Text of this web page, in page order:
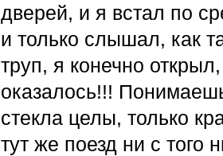
дверей, и я встал по
и только слышал, как
труп, я конечно
оказалось!!!
стекла целы, только
тут же поезд ни с того